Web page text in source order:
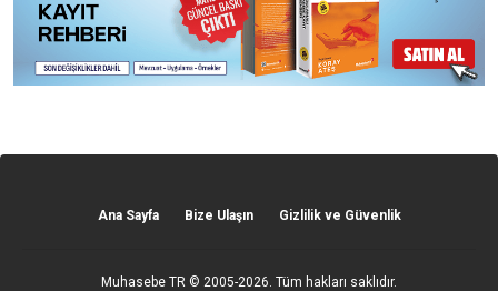
Ana Sayfa Bize Ulaşın Gizlilik ve Güvenlik
Muhasebe TR © 2005-2026. Tüm hakları saklıdır.